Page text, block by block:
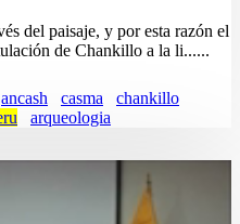
del paisaje, y por esta razón el
de Chankillo a la li......
ancash casma
chankillo
arqueologia